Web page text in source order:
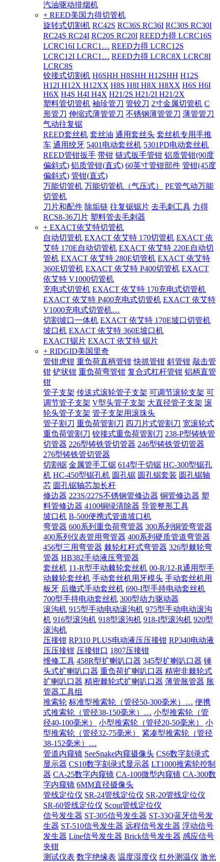
汽油驱动排烟机
+ REED美国力得切管机
旋转式切割机 RC42S RC36S RC36I RC30S RC30I
RC24S RC24I RC20S RC20I REED力得 LCRC16S
LCRC16I LCRC1… REED力得 LCRC12S
LCRC12I LCRC1… REED力得 LCRC8X LCRC8I
LCRC8S
铰接式切割机 H6SHH H8SHH H12SHH H12S
H12I H12X H12XX H8S H8I H8X H8XX H6S H6I
H6X H4S H4I H4X H21/2S H21/2I H21/2X
塑料管切管机 袖珍管刀 管铰刀 2寸金属切管机 C
形管刀 伸缩式薄管管刀 不锈钢薄管管刀 薄管管刀
气动往复锯
REED套丝机 套丝油 通用套丝头 套丝机专用手推
车 通用绞牙 5401电动套丝机 5301PD电动套丝机
REED管钳扳手 带钳 链式扳手管钳 铝质管钳(90度
偏斜式) 铝质管钳(直式) 60英寸管钳部件 管钳(45度
偏斜式) 管钳(直式)
万能切管机 万能切管机（气压式）
PE管气动万能
切管机
刀片和配件 除垢链 往复锯锯片 去毛刺工具 力得
RCS8-36刀片 塑料管去毛刺器
+ EXACT依艾特切管机
自动切管机 EXACT 依艾特 170切管机 EXACT 依
艾特 170E自动切管机 EXACT 依艾特 220E自动切
管机 EXACT 依艾特 280E切管机 EXACT 依艾特
360E切管机 EXACT 依艾特 P400切管机 EXACT
依艾特 V1000切管机
充电式切管机 EXACT 依艾特 170充电式切管机
EXACT 依艾特 P400充电式切管机 EXACT 依艾特
V1000充电式切管机…
切割坡口一体机 EXACT 依艾特 170E坡口切管机
坡口机 EXACT 依艾特 360E坡口机
EXACT锯片 EXACT 依艾特 锯片
+ RIDGID美国里奇
管钳虎钳 重负荷直柄管钳 快抓管钳 斜管钳 敲击管
钳 铲状钳 重负荷弯管钳 复合式杠杆管钳 铝柄直管
钳
管子支架 传送式滚轮管子支架 可调节滚轮支架 可
调节管子支架 V型头管子支架 大直径管子支架 滚
轮头管子支架 管子支架用滚珠头
管子割刀 重负荷管割刀 四刀片式管割刀 宽滚轮式
重负荷管割刀 铰接式重负荷管割刀 238-P型铸铁管
切管器 226型铸铁管切管器 246型铸铁管切管器
276型铸铁管切管器
切割锯 金属管手工锯 614型干切锯 HC-300型锯孔
机 HC-450型锯孔机 圆孔锯 圆孔锯套装 圆孔锯轴
芯 圆孔锯轴芯加长杆
修边器 223S/227S不锈钢管修边器 铜管修边器 塑
料管修边器 4100铜绿清除器 导管整形工具
坡口机 B-500便携式管道坡口机
弯管器 600系列重负荷弯管器 300系列铜管弯管器
400系列仪表管用弯管器 400系列硬质管道弯管器
456型三用弯管器 棘轮杠杆式弯管器 326型棘轮弯
管器 HB382手动液压弯管器
套丝机 11-R型手动棘轮套丝机 00-R/12-R通用型手
动棘轮套丝机 手动套丝机用牙模头 手动套丝机用
板牙 后撤式手动套丝机 690-I型手持电动套丝机
700型手持电动套丝机 300型动力驱动器
滚沟机 915型手动电动滚沟机 975型手动电动滚沟
机 916型滚沟机 918型滚沟机 918-I型滚沟机 920型
滚沟机
压接钳 RP310 PLUS电动液压压接钳 RP340电动液
压压接钳 压接钳口 1807压接钳
维修工具 458R型扩喇叭口器 345型扩喇叭口器 锤
头式扩喇叭口器 重负荷扩喇叭口器 精密非棘轮式
扩喇叭口器 精密棘轮式扩喇叭口器 薄管胀管器 胀
管器工具组
推索轮 标准型推索轮（管径50-300毫米）… 便携
式推索轮（管径38-150毫米）… 小型推索轮（管
径40-100毫米）
小型推索轮（管径20-50毫米）
小
型推索轮（管径32-75毫米）
紧凑型推索轮（管径
38-152毫米）…
管道内窥镜 SeeSnake内窥摄像头 CS6数字刻录式
显示器 CS10数字刻录式显示器 LT1000推索轮控制
器 CA-25数字内窥镜 CA-100微型内窥镜 CA-300数
字内窥镜 6MM直径摄像头
管线定位仪 SR-24管线定位仪 SR-20管线定位仪
SR-60管线定位仪 Scout管线定位仪
信号发生器 ST-305信号发生器 ST-33Q蓝牙信号发
生器 ST-510信号发生器 远程信号发生器 浮动信号
发生器 Line信号发生器 Brick信号发生器 感应信号
夹钳
测试仪表 数字绝缘表 温度湿度仪 红外测温仪 激光